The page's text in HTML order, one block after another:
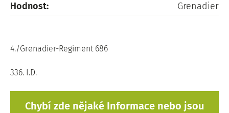
Hodnost:
Grenadier
4./Grenadier-Regiment 686
336. I.D.
Chybí zde nějaké Informace nebo jsou